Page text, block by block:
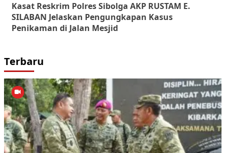
Kasat Reskrim Polres Sibolga AKP RUSTAM E.
SILABAN Jelaskan Pengungkapan Kasus
Penikaman di Jalan Mesjid
Terbaru